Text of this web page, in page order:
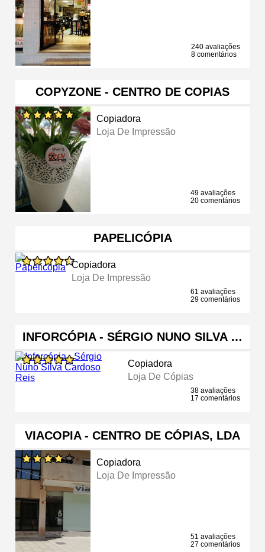
240 avaliações
8 comentários
COPYZONE - CENTRO DE COPIAS
Copiadora
Loja De Impressão
49 avaliações
20 comentários
PAPELICÓPIA
Copiadora
Loja De Impressão
61 avaliações
29 comentários
INFORCÓPIA - SÉRGIO NUNO SILVA …
Copiadora
Loja De Cópias
38 avaliações
17 comentários
VIACOPIA - CENTRO DE CÓPIAS, LDA
Copiadora
Loja De Impressão
51 avaliações
27 comentários